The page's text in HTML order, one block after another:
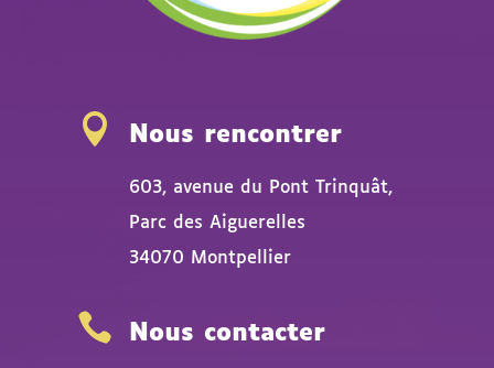
 Nous rencontrer
603, avenue du Pont Trinquât,
Parc des Aiguerelles
34070 Montpellier
 Nous contacter